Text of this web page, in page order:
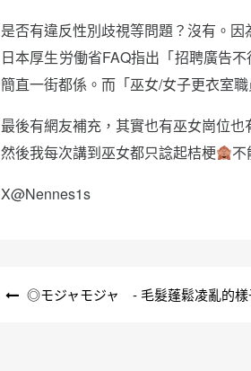
是否有違反性別歧視等問題？沒有。因
日本厚生労働省FAQ指出「招聘廣告
簡直一街都係。而「巫女/女子更衣室
最後有網友補充，其實也有巫女崗位
然後我每次講到巫女都只諗起桔梗
不
X@Nennes1s
◎モジャモジャ - 毛髮蓬鬆凌亂的樣